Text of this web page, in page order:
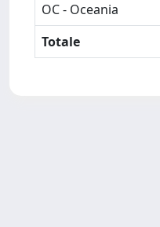
OC - Oceania
Totale